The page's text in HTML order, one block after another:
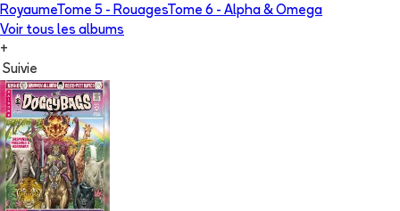
RoyaumeTome 5 - RouagesTome 6 - Alpha & Omega
Voir tous les albums
+
Suivie